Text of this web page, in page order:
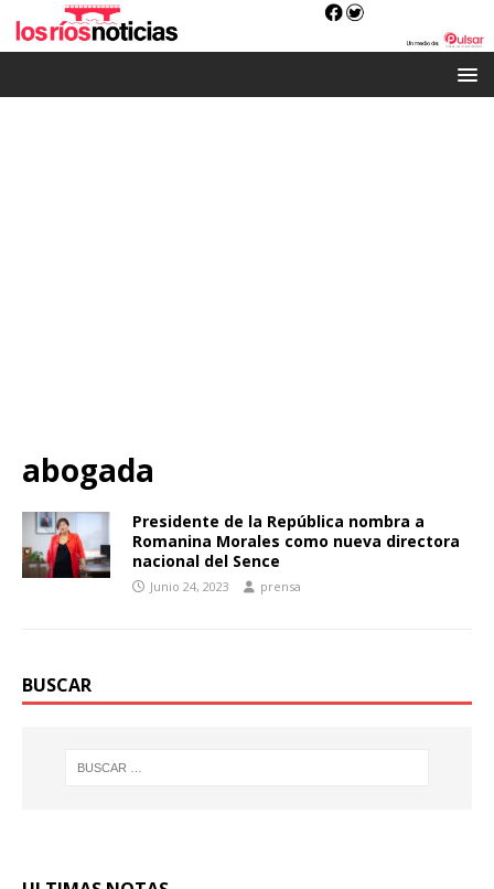
abogada
Presidente de la República nombra a
Romanina Morales como nueva directora
nacional del Sence
Junio 24, 2023 prensa
BUSCAR